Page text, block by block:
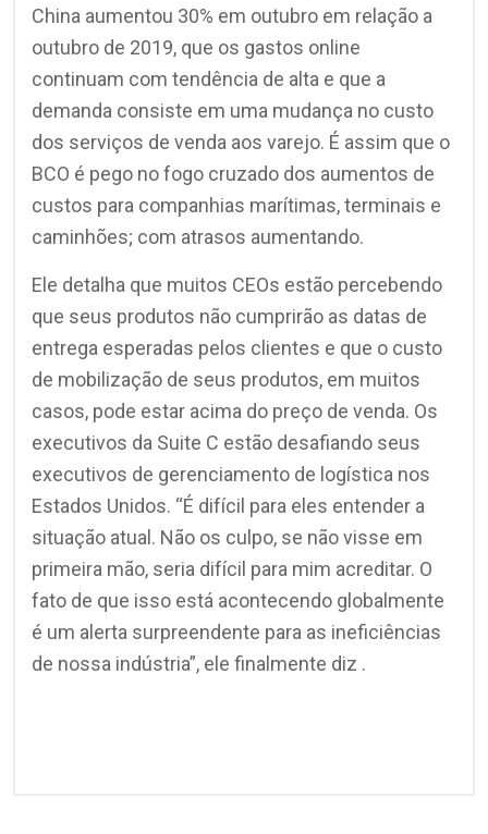
China aumentou 30% em outubro em relação a
outubro de 2019, que os gastos online
continuam com tendência de alta e que a
demanda consiste em uma mudança no custo
dos serviços de venda aos varejo. É assim que o
BCO é pego no fogo cruzado dos aumentos de
custos para companhias marítimas, terminais e
caminhões; com atrasos aumentando.
Ele detalha que muitos CEOs estão percebendo
que seus produtos não cumprirão as datas de
entrega esperadas pelos clientes e que o custo
de mobilização de seus produtos, em muitos
casos, pode estar acima do preço de venda. Os
executivos da Suite C estão desafiando seus
executivos de gerenciamento de logística nos
Estados Unidos. “É difícil para eles entender a
situação atual. Não os culpo, se não visse em
primeira mão, seria difícil para mim acreditar. O
fato de que isso está acontecendo globalmente
é um alerta surpreendente para as ineficiências
de nossa indústria”, ele finalmente diz .